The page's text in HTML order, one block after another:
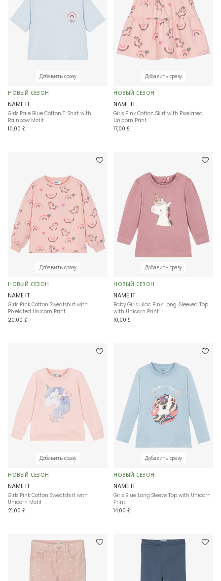
Добавить сразу
НОВЫЙ СЕЗОН
NAME IT
Girls Pale Blue Cotton T-Shirt with
Rainbow Motif
10,00 £
Добавить сразу
НОВЫЙ СЕЗОН
NAME IT
Girls Pink Cotton Skirt with Pixelated
Unicorn Print
17,00 £
Добавить сразу
НОВЫЙ СЕЗОН
NAME IT
Girls Pink Cotton Sweatshirt with
Pixelated Unicorn Print
20,00 £
Добавить сразу
НОВЫЙ СЕЗОН
NAME IT
Baby Girls Lilac Pink Long-Sleeved Top
with Unicorn Print
10,00 £
Добавить сразу
НОВЫЙ СЕЗОН
NAME IT
Girls Pink Cotton Sweatshirt with
Unicorn Motif
21,00 £
Добавить сразу
НОВЫЙ СЕЗОН
NAME IT
Girls Blue Long Sleeve Top with Unicorn
Print
14,00 £